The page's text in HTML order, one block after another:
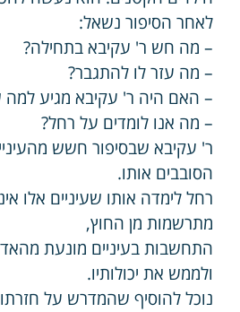
לאחר הסיפור נשאל:
– מה חש ר' עקיבא בתחילה?
– מה עזר לו להתגבר?
– האם היה ר' עקיבא מגיע למה
– מה אנו לומדים על רחל?
ר' עקיבא שבסיפור חשש
הסובבים אותו.
רחל לימדה אותו שעיניים אלו
מתרשמות מן החוץ,
התחשבות בעיניים מונעת
ולממש את יכולותיו.
נוכל להוסיף שהמדרש על